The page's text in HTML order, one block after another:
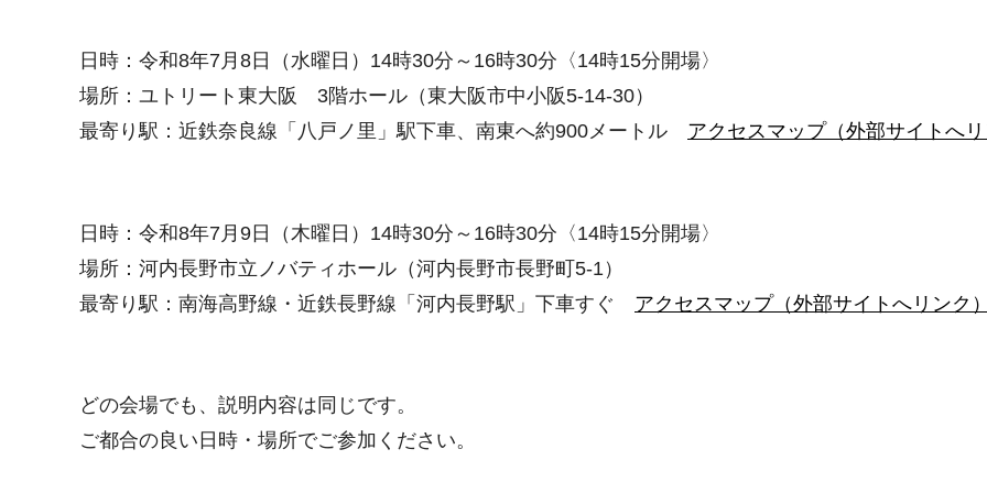
日時：令和8年7月8日（水曜日）14時30分～16時30分〈14時15分開場〉
場所：ユトリート東大阪 3階ホール（東大阪市中小阪5-14-30）
最寄り駅：近鉄奈良線「八戸ノ里」駅下車、南東へ約900メートル アクセスマップ（外部サイトへリ
日時：令和8年7月9日（木曜日）14時30分～16時30分〈14時15分開場〉
場所：河内長野市立ノバティホール（河内長野市長野町5-1）
最寄り駅：南海高野線・近鉄長野線「河内長野駅」下車すぐ アクセスマップ（外部サイトへリンク）
どの会場でも、説明内容は同じです。
ご都合の良い日時・場所でご参加ください。